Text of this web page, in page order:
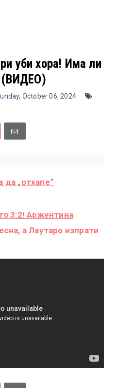
уби хора! Има ли
(ВИДЕО)
October 06, 2024
да „отхапе“
3:2! Аржентина
а Лаутаро изпрати